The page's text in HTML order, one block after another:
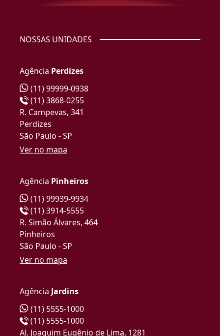
NOSSAS UNIDADES
Agência Perdizes
(11) 99999-0938
(11) 3868-0255
R. Campevas, 341
Perdizes
São Paulo - SP
Ver no mapa
Agência Pinheiros
(11) 99939-9934
(11) 3914-5555
R. Simão Álvares, 464
Pinheiros
São Paulo - SP
Ver no mapa
Agência Jardins
(11) 5555-1000
(11) 5555-1000
Al. Joaquim Eugênio de Lima, 1281